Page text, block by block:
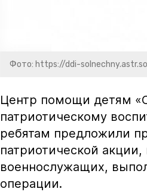
Фото: https://ddi-
Центр помощи детям
патриотическому
ребятам предложили
патриотической
военнослужащих,
операции.